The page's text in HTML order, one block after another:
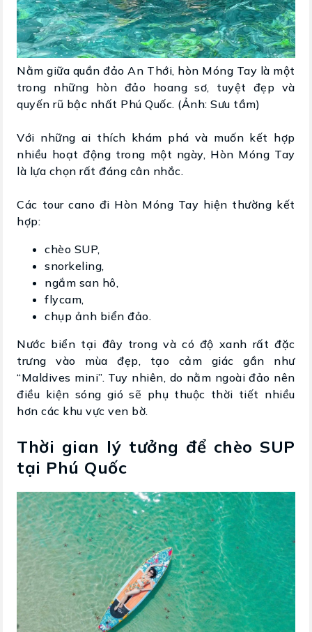
Nằm giữa quần đảo An Thới, hòn Móng Tay là một
trong những hòn đảo hoang sơ, tuyệt đẹp và
quyến rũ bậc nhất Phú Quốc. (Ảnh: Sưu tầm)
Với những ai thích khám phá và muốn kết hợp
nhiều hoạt động trong một ngày, Hòn Móng Tay
là lựa chọn rất đáng cân nhắc.
Các tour cano đi Hòn Móng Tay hiện thường kết
hợp:
chèo SUP,
snorkeling,
ngắm san hô,
flycam,
chụp ảnh biển đảo.
Nước biển tại đây trong và có độ xanh rất đặc
trưng vào mùa đẹp, tạo cảm giác gần như
“Maldives mini”. Tuy nhiên, do nằm ngoài đảo nên
điều kiện sóng gió sẽ phụ thuộc thời tiết nhiều
hơn các khu vực ven bờ.
Thời gian lý tưởng để chèo SUP
tại Phú Quốc